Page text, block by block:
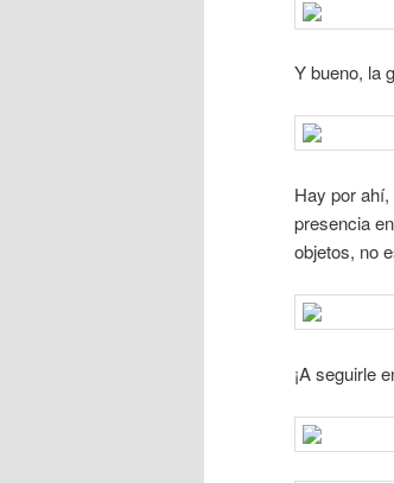
Y bueno, la
Hay por
presencia
objetos, no
¡A seguirle